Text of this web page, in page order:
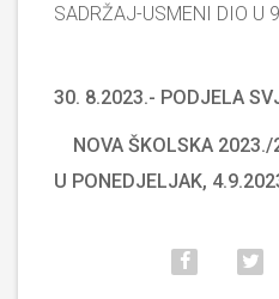
SADRŽAJ-USMENI DIO U
30. 8.2023.- PODJELA
NOVA ŠKOLSKA
U PONEDJELJAK,